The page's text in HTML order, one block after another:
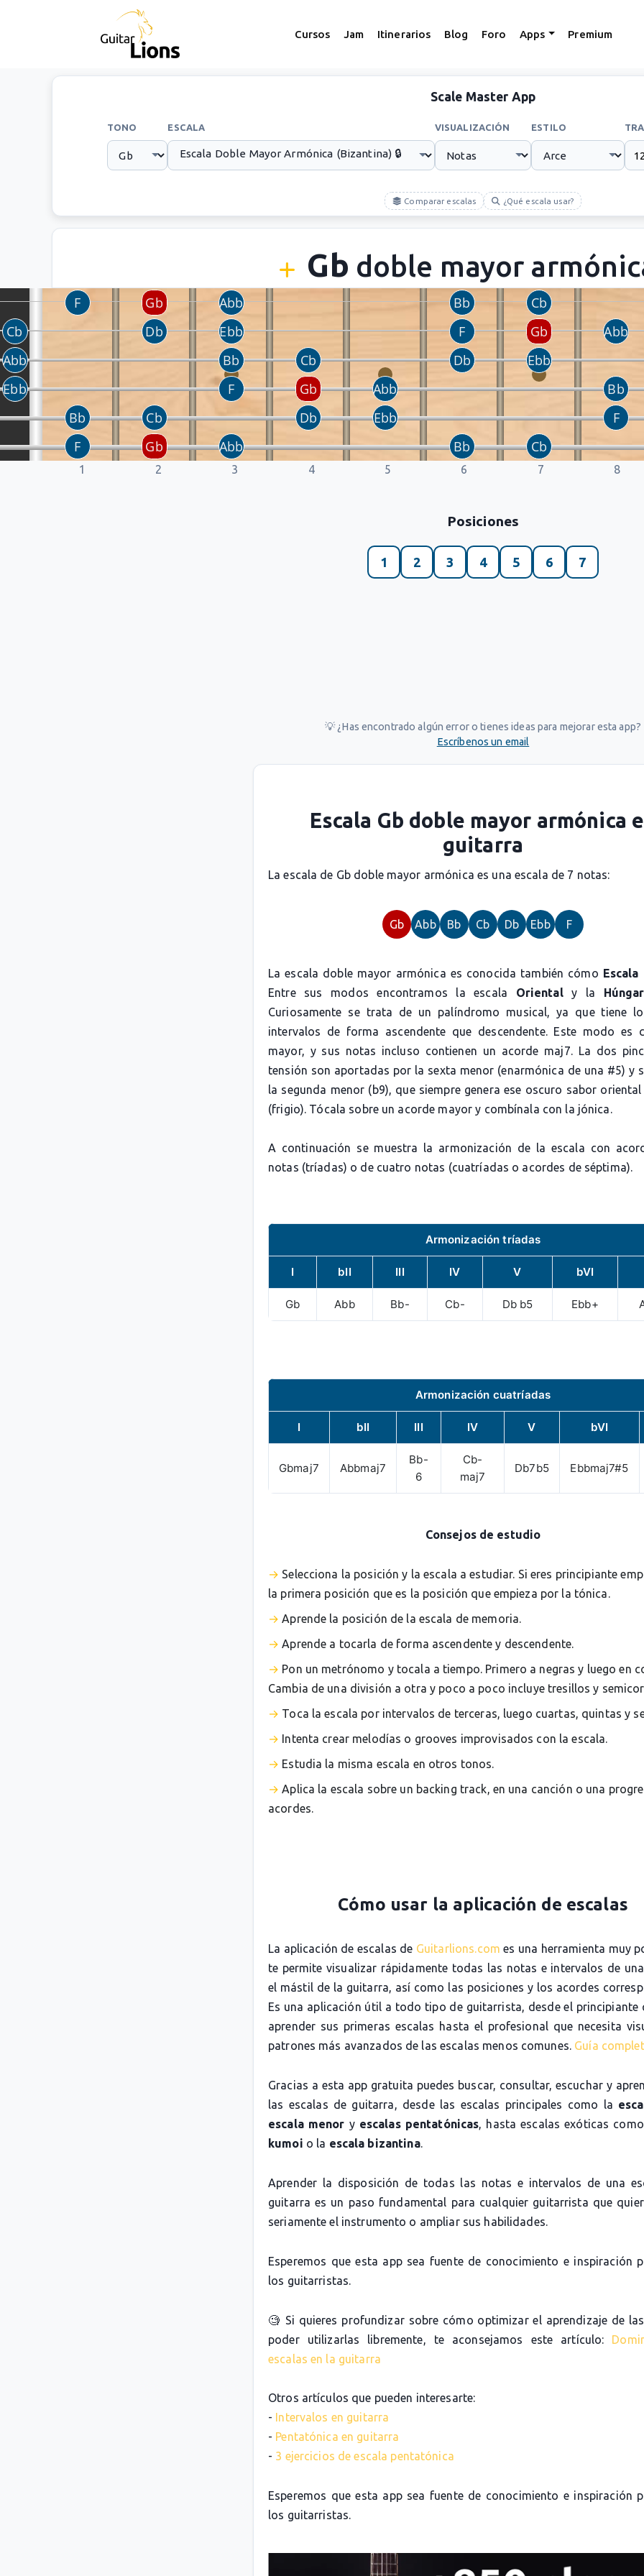
Cursos Jam Itinerarios Blog Foro Apps Premium
Scale Master App
TONO ESCALA VISUALIZACIÓN ESTILO
Comparar escalas ¿Qué escala usar?
Gb doble mayor
1 2 3 4 5 6 7 8
Posiciones
1 2 3 4 5 6 7
💡 ¿Has encontrado algún error o tienes ideas para mejorar esta app?
Escríbenos un email
Escala Gb doble mayor armónica
guitarra
La escala de Gb doble mayor armónica es una escala de 7 notas:
Gb Abb Bb Cb Db Ebb F
La escala doble mayor armónica es conocida también cómo
Entre sus modos encontramos la escala Orientaly la
Curiosamente se trata de un palíndromo musical, ya que tiene
intervalos de forma ascendente que descendente. Este modo es
mayor, y sus notas incluso contienen un acorde maj7. La dos
tensión son aportadas por la sexta menor (enarmónica de una #5) y
la segunda menor (b9), que siempre genera ese oscuro sabor
(frigio). Tócala sobre un acorde mayor y combínala con la jónica.
A continuación se muestra la armonización de la escala con
notas (tríadas) o de cuatro notas (cuatríadas o acordes de séptima).
Armonización tríadas
I bII III IV V bVI
Gb Abb Bb- Cb- Db b5 Ebb+
Armonización cuatríadas
I bII III IV V bVI
Gbmaj7 Abbmaj7
Bb-
6
Cb-
maj7
Db7b5 Ebbmaj7#5
Consejos de estudio
Selecciona la posición y la escala a estudiar. Si eres principiante
la primera posición que es la posición que empieza por la tónica.
Aprende la posición de la escala de memoria.
Aprende a tocarla de forma ascendente y descendente.
Pon un metrónomo y tocala a tiempo. Primero a negras y luego en
Cambia de una división a otra y poco a poco incluye tresillos y
Toca la escala por intervalos de terceras, luego cuartas, quintas y
Intenta crear melodías o grooves improvisados con la escala.
Estudia la misma escala en otros tonos.
Aplica la escala sobre un backing track, en una canción o una
acordes.
Cómo usar la aplicación de escalas
La aplicación de escalas de Guitarlions.com es una herramienta muy
te permite visualizar rápidamente todas las notas e intervalos de
el mástil de la guitarra, así como las posiciones y los acordes
Es una aplicación útil a todo tipo de guitarrista, desde el principiante
aprender sus primeras escalas hasta el profesional que necesita
patrones más avanzados de las escalas menos comunes. Guía
Gracias a esta app gratuita puedes buscar, consultar, escuchar y
las escalas de guitarra, desde las escalas principales como la
escala menor y escalas pentatónicas, hasta escalas exóticas
kumoi o la escala bizantina.
Aprender la disposición de todas las notas e intervalos de una
guitarra es un paso fundamental para cualquier guitarrista que
seriamente el instrumento o ampliar sus habilidades.
Esperemos que esta app sea fuente de conocimiento e inspiración
los guitarristas.
🧐 Si quieres profundizar sobre cómo optimizar el aprendizaje de
poder utilizarlas libremente, te aconsejamos este artículo:
escalas en la guitarra
Otros artículos que pueden interesarte:
- Intervalos en guitarra
- Pentatónica en guitarra
- 3 ejercicios de escala pentatónica
Esperemos que esta app sea fuente de conocimiento e inspiración
los guitarristas.